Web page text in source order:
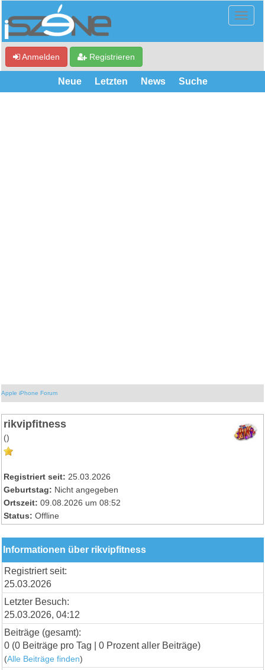
Anmelden Registrieren
Neue Letzten News Suche
Apple iPhone Forum
rikvipfitness
()
Registriert seit: 25.03.2026
Geburtstag: Nicht angegeben
Ortszeit: 09.08.2026 um 08:52
Status: Offline
Informationen über rikvipfitness
Registriert seit:
25.03.2026
Letzter Besuch:
25.03.2026, 04:12
Beiträge (gesamt):
0 (0 Beiträge pro Tag | 0 Prozent aller Beiträge)
(Alle Beiträge finden)